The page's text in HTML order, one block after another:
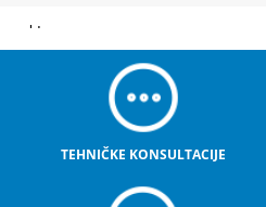
TEHNIČKE KONSULTACIJE